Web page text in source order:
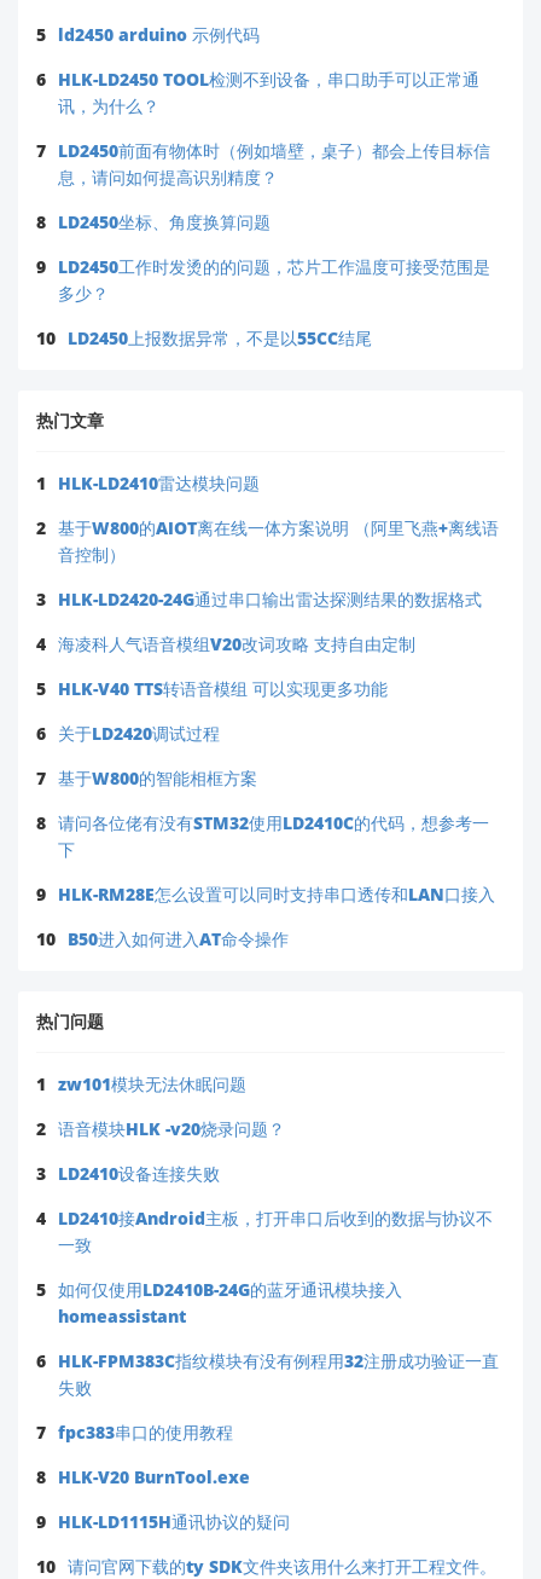
5 ld2450 arduino 示例代码
6 HLK-LD2450 TOOL检测不到设备，串口助手可以正常通
讯，为什么？
7 LD2450前面有物体时（例如墙壁，桌子）都会上传目标信
息，请问如何提高识别精度？
8 LD2450坐标、角度换算问题
9 LD2450工作时发烫的的问题，芯片工作温度可接受范围是
多少？
10 LD2450上报数据异常，不是以55CC结尾
热门文章
1
HLK-LD2410雷达模块问题
2 基于W800的AIOT离在线一体方案说明 （阿里飞燕+离线语
音控制）
3 HLK-LD2420-24G通过串口输出雷达探测结果的数据格式
4 海凌科人气语音模组V20改词攻略 支持自由定制
5 HLK-V40 TTS转语音模组 可以实现更多功能
6 关于LD2420调试过程
7 基于W800的智能相框方案
8 请问各位佬有没有STM32使用LD2410C的代码，想参考一
下
9 HLK-RM28E怎么设置可以同时支持串口透传和LAN口接入
10 B50进入如何进入AT命令操作
热门问题
1 zw101模块无法休眠问题
2 语音模块HLK -v20烧录问题？
3 LD2410设备连接失败
4 LD2410接Android主板，打开串口后收到的数据与协议不
一致
5 如何仅使用LD2410B-24G的蓝牙通讯模块接入
homeassistant
6 HLK-FPM383C指纹模块有没有例程用32注册成功验证一直
失败
7 fpc383串口的使用教程
8 HLK-V20 BurnTool.exe
9 HLK-LD1115H通讯协议的疑问
10 请问官网下载的ty SDK文件夹该用什么来打开工程文件。